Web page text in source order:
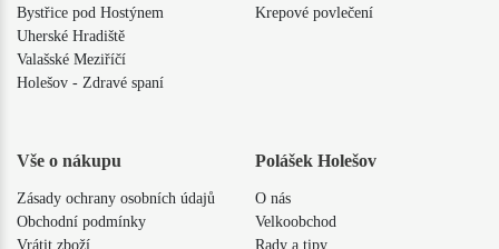
Bystřice pod Hostýnem
Uherské Hradiště
Valašské Meziříčí
Holešov - Zdravé spaní
Krepové povlečení
Vše o nákupu
Zásady ochrany osobních údajů
Obchodní podmínky
Vrátit zboží
Polášek Holešov
O nás
Velkoobchod
Rady a tipy